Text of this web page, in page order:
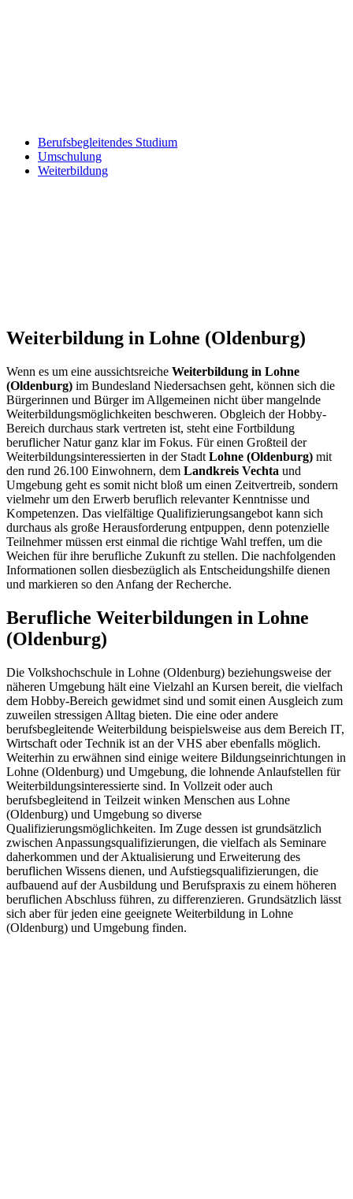
Berufsbegleitendes Studium
Umschulung
Weiterbildung
Weiterbildung in Lohne (Oldenburg)
Wenn es um eine aussichtsreiche Weiterbildung in Lohne
(Oldenburg) im Bundesland Niedersachsen geht, können sich die
Bürgerinnen und Bürger im Allgemeinen nicht über mangelnde
Weiterbildungsmöglichkeiten beschweren. Obgleich der Hobby-
Bereich durchaus stark vertreten ist, steht eine Fortbildung
beruflicher Natur ganz klar im Fokus. Für einen Großteil der
Weiterbildungsinteressierten in der Stadt Lohne (Oldenburg) mit
den rund 26.100 Einwohnern, dem Landkreis Vechta und
Umgebung geht es somit nicht bloß um einen Zeitvertreib, sondern
vielmehr um den Erwerb beruflich relevanter Kenntnisse und
Kompetenzen. Das vielfältige Qualifizierungsangebot kann sich
durchaus als große Herausforderung entpuppen, denn potenzielle
Teilnehmer müssen erst einmal die richtige Wahl treffen, um die
Weichen für ihre berufliche Zukunft zu stellen. Die nachfolgenden
Informationen sollen diesbezüglich als Entscheidungshilfe dienen
und markieren so den Anfang der Recherche.
Berufliche Weiterbildungen in Lohne
(Oldenburg)
Die Volkshochschule in Lohne (Oldenburg) beziehungsweise der
näheren Umgebung hält eine Vielzahl an Kursen bereit, die vielfach
dem Hobby-Bereich gewidmet sind und somit einen Ausgleich zum
zuweilen stressigen Alltag bieten. Die eine oder andere
berufsbegleitende Weiterbildung beispielsweise aus dem Bereich IT,
Wirtschaft oder Technik ist an der VHS aber ebenfalls möglich.
Weiterhin zu erwähnen sind einige weitere Bildungseinrichtungen in
Lohne (Oldenburg) und Umgebung, die lohnende Anlaufstellen für
Weiterbildungsinteressierte sind. In Vollzeit oder auch
berufsbegleitend in Teilzeit winken Menschen aus Lohne
(Oldenburg) und Umgebung so diverse
Qualifizierungsmöglichkeiten. Im Zuge dessen ist grundsätzlich
zwischen Anpassungsqualifizierungen, die vielfach als Seminare
daherkommen und der Aktualisierung und Erweiterung des
beruflichen Wissens dienen, und Aufstiegsqualifizierungen, die
aufbauend auf der Ausbildung und Berufspraxis zu einem höheren
beruflichen Abschluss führen, zu differenzieren. Grundsätzlich lässt
sich aber für jeden eine geeignete Weiterbildung in Lohne
(Oldenburg) und Umgebung finden.